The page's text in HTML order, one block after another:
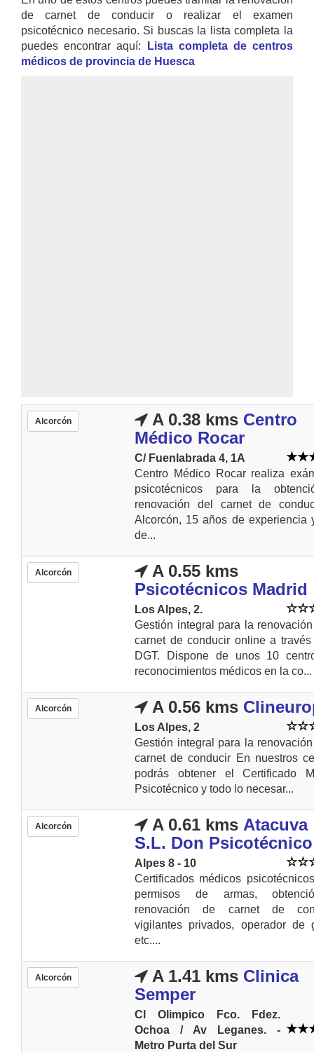
de carnet de conducir o realizar el examen
psicotécnico necesario. Si buscas la lista completa la
puedes encontrar aquí:
Lista completa de centros
médicos de provincia de Huesca
Alcorcón A 0.38 kms Centro
Médico Rocar
C/ Fuenlabrada 4, 1A
Centro Médico Rocar realiza
psicotécnicos para la
renovación del carnet de
Alcorcón, 15 años de experiencia
de...
Alcorcón
A 0.55 kms
Psicotécnicos Madrid
Los Alpes, 2.
Gestión integral para la
carnet de conducir online a
DGT. Dispone de unos 10
reconocimientos médicos en la co...
Alcorcón A 0.56 kms
Los Alpes, 2
Gestión integral para la
carnet de conducir En nuestros
podrás obtener el Certificado
Psicotécnico y todo lo necesar...
Alcorcón A 0.61 kms Atacuva
S.L. Don Psicotécnico
Alpes 8 - 10
Certificados médicos
permisos de armas,
renovación de carnet de
vigilantes privados, operador de
etc....
Alcorcón A 1.41 kms Clinica
Semper
Cl Olimpico Fco. Fdez.
Ochoa / Av Leganes. -
Metro Purta del Sur